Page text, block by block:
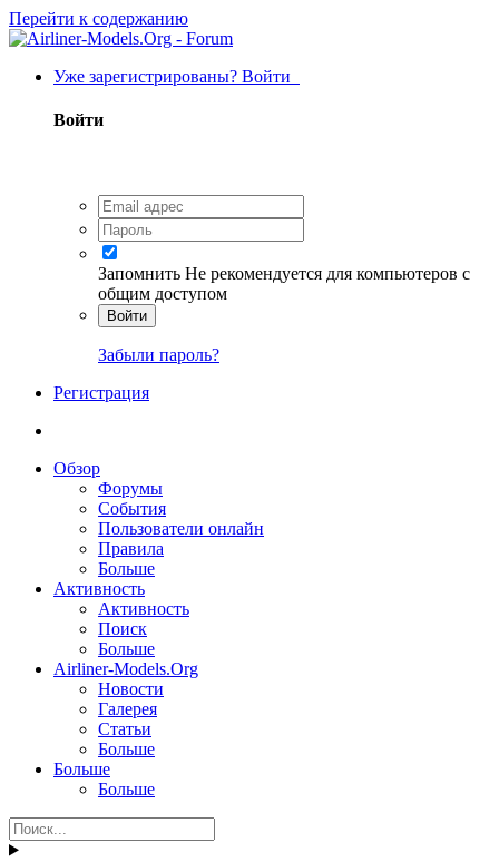
Перейти к содержанию
Уже зарегистрированы? Войти
Войти
Запомнить Не рекомендуется для компьютеров с
общим доступом
Войти
Забыли пароль?
Регистрация
Обзор
Форумы
События
Пользователи онлайн
Правила
Больше
Активность
Активность
Поиск
Больше
Airliner-Models.Org
Новости
Галерея
Статьи
Больше
Больше
Больше